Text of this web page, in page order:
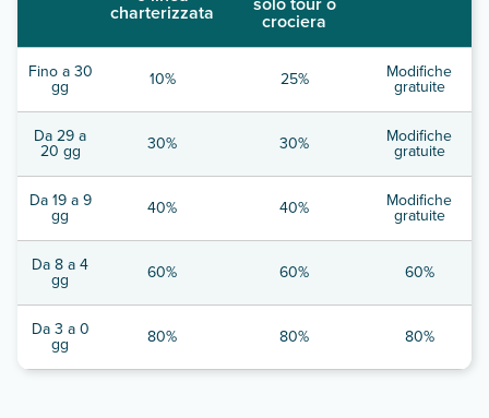
charterizzata crociera
Fino a 30
gg 10% 25% Modifiche
gratuite
Da 29 a
20 gg 30% 30% Modifiche
gratuite
Da 19 a 9
gg 40% 40% Modifiche
gratuite
Da 8 a 4
gg 60% 60% 60%
Da 3 a 0
gg 80% 80% 80%